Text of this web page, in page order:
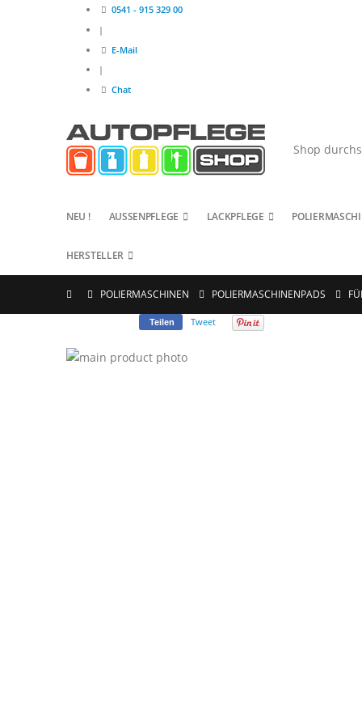
0541 - 915 329 00
|
E-Mail
|
Chat
NEU ! AUSSENPFLEGE LACKPFLEGE
HERSTELLER
POLIERMASCHINEN POLIERMASCHINENPADS
Teilen Tweet
Zum